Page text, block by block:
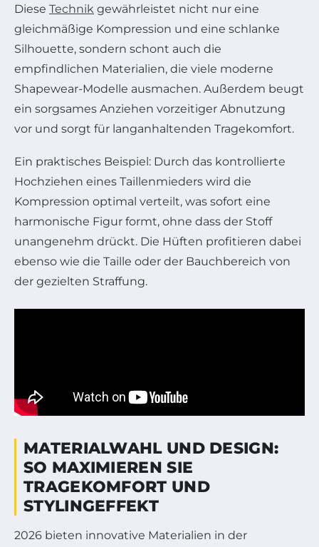
Diese Technik gewährleistet nicht nur eine
gleichmäßige Kompression und eine schlanke
Silhouette, sondern schont auch die
empfindlichen Materialien, die viele moderne
Shapewear-Modelle ausmachen. Außerdem beugt
ein sorgsames Anziehen vorzeitiger Abnutzung
vor und sorgt für langanhaltenden Tragekomfort.
Ein praktisches Beispiel: Durch das kontrollierte
Hochziehen eines Taillenmieders wird die
Kompression optimal verteilt, was sofort eine
harmonische Figur formt, ohne dass der Stoff
unangenehm drückt. Die Hüften profitieren dabei
ebenso wie die Taille oder der Bauchbereich von
der gezielten Straffung.
MATERIALWAHL UND DESIGN:
SO MAXIMIEREN SIE
TRAGEKOMFORT UND
STYLINGEFFEKT
2026 bieten innovative Materialien in der